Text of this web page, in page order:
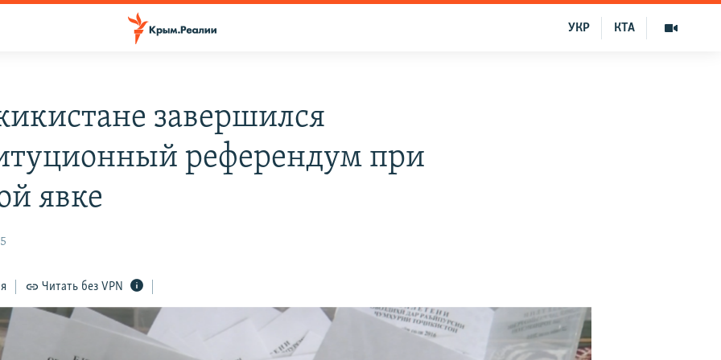
КТА
УКР
завершился
референдум при
явке
Читать без VPN